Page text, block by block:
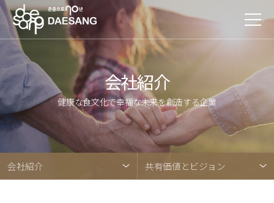
会社紹介
健康な食文化で幸福な未来を創造する企業
会社紹介 共有価値とビジョン